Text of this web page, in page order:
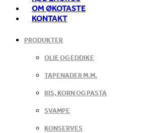
OM ØKOTASTE
KONTAKT
PRODUKTER
OLIE OG EDDIKE
TAPENADER M.M.
RIS, KORN OG PASTA
SVAMPE
KONSERVES